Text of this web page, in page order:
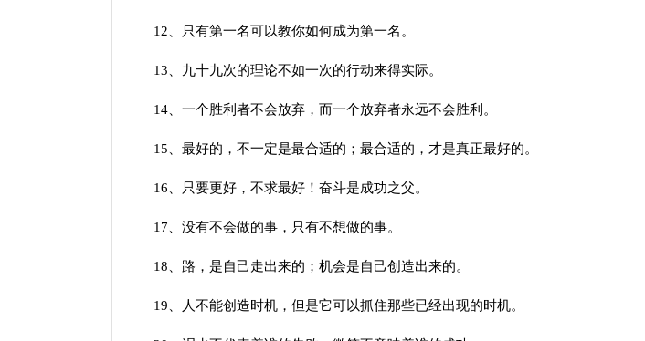
12、只有第一名可以教你如何成为第一名。
13、九十九次的理论不如一次的行动来得实际。
14、一个胜利者不会放弃，而一个放弃者永远不会胜利。
15、最好的，不一定是最合适的；最合适的，才是真正最好的。
16、只要更好，不求最好！奋斗是成功之父。
17、没有不会做的事，只有不想做的事。
18、路，是自己走出来的；机会是自己创造出来的。
19、人不能创造时机，但是它可以抓住那些已经出现的时机。